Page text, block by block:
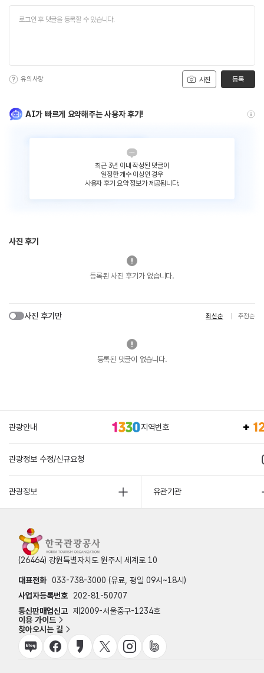
사진
유의사항 등록
AI가 빠르게 요약해주는 사용자 후기!
최근 3년 이내 작성된 댓글이
일정한 개수 이상인 경우
사용자 후기 요약 정보가 제공됩니다.
사진 후기
등록된 사진 후기가 없습니다.
사진 후기만 최신순 추천순
등록된 댓글이 없습니다.
관광안내 지역번호
관광정보 수정/신규요청
관광정보 유관기관
(26464) 강원특별자치도 원주시 세계로 10
대표전화 033-738-3000 (유료, 평일 09시~18시)
사업자등록번호
202-81-50707
통신판매업신고 제2009-서울중구-1234호
이용 가이드
찾아오시는 길